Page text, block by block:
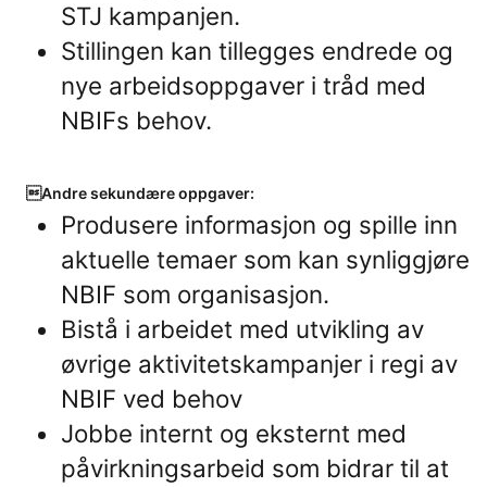
STJ kampanjen.
Stillingen kan tillegges endrede og
nye arbeidsoppgaver i tråd med
NBIFs behov.
Andre sekundære oppgaver:
Produsere informasjon og spille inn
aktuelle temaer som kan synliggjøre
NBIF som organisasjon.
Bistå i arbeidet med utvikling av
øvrige aktivitetskampanjer i regi av
NBIF ved behov
Jobbe internt og eksternt med
påvirkningsarbeid som bidrar til at